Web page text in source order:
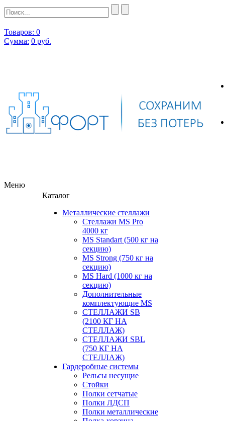
Товаров: 0
Сумма: 0 руб.
Меню
Каталог
Металлические стеллажи
Стеллажи MS Pro
4000 кг
MS Standart (500 кг на
секцию)
MS Strong (750 кг на
секцию)
MS Hard (1000 кг на
секцию)
Дополнительные
комплектующие MS
СТЕЛЛАЖИ SB
(2100 КГ НА
СТЕЛЛАЖ)
СТЕЛЛАЖИ SBL
(750 КГ НА
СТЕЛЛАЖ)
Гардеробные системы
Рельсы несущие
Стойки
Полки сетчатые
Полки ЛДСП
Полки металлические